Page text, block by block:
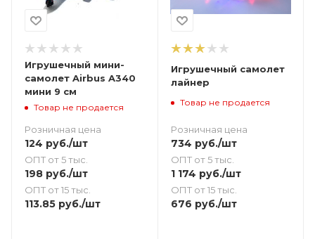
Игрушечный мини-
самолет Airbus A340
мини 9 см
Товар не продается
Розничная цена
124 руб./шт
ОПТ от 5 тыс.
198 руб./шт
ОПТ от 15 тыс.
113.85 руб./шт
Игрушечный самолет
лайнер
Товар не продается
Розничная цена
734 руб./шт
ОПТ от 5 тыс.
1 174 руб./шт
ОПТ от 15 тыс.
676 руб./шт